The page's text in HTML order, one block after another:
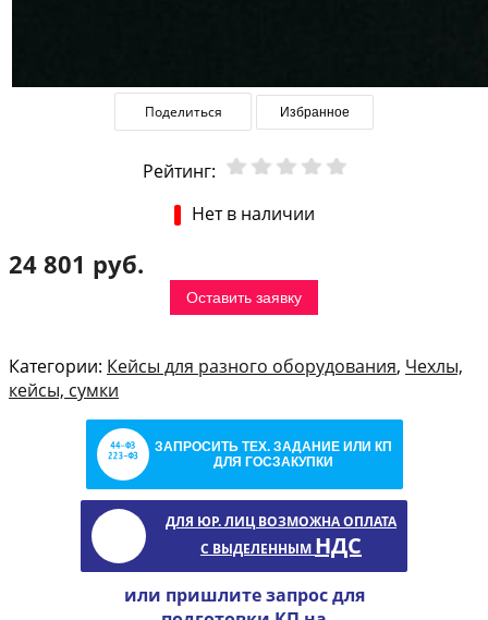
Поделиться Избранное
Рейтинг:
Нет в наличии
24 801 руб.
Оставить заявку
Категории: Кейсы для разного оборудования, Чехлы,
кейсы, сумки
ЗАПРОСИТЬ ТЕХ. ЗАДАНИЕ ИЛИ КП
ДЛЯ ГОСЗАКУПКИ
ДЛЯ ЮР. ЛИЦ ВОЗМОЖНА ОПЛАТА
С ВЫДЕЛЕННЫМ НДС
или пришлите запрос для